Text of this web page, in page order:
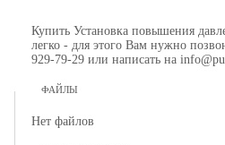
Купить Установка повышения
легко - для этого Вам нужно
929-79-29 или написать на
ФАЙЛЫ
Нет файлов